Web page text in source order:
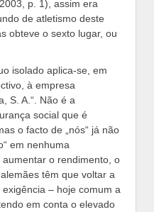
p. 1), assim era
de atletismo deste
obteve o sexto lugar, ou
isolado aplica-se, em
à empresa
S. A.“. Não é a
social que é
o facto de „nós“ já não
em nenhuma
o rendimento, o
têm que voltar a
– hoje comum a
em conta o elevado